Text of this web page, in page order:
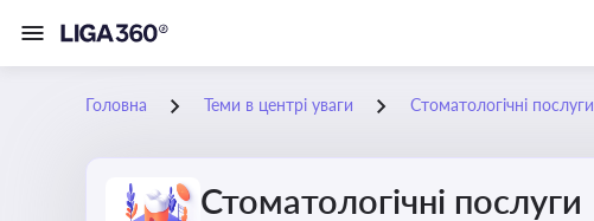
Головна Теми в центрі уваги Стоматологічні послуги
Стоматологічні послуги